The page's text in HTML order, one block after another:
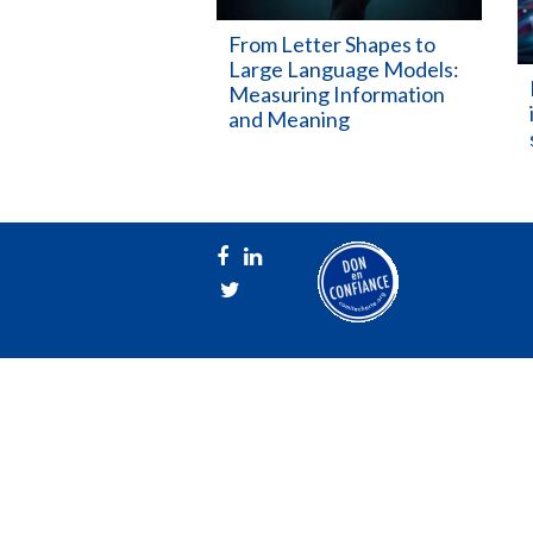
From Letter Shapes to
Large Language Models:
Measuring Information
and Meaning